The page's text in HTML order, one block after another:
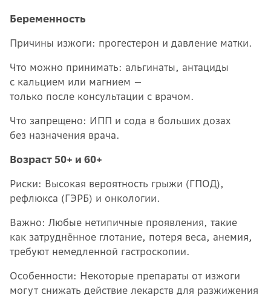
Беременность
Причины изжоги: прогестерон и давление матки.
Что можно принимать: альгинаты, антациды
с кальцием или магнием —
только после консультации с врачом.
Что запрещено: ИПП и сода в больших дозах
без назначения врача.
Возраст 50+ и 60+
Риски: Высокая вероятность грыжи (ГПОД),
рефлюкса (ГЭРБ) и онкологии.
Важно: Любые нетипичные проявления, такие
как затруднённое глотание, потеря веса, анемия,
требуют немедленной гастроскопии.
Особенности: Некоторые препараты от изжоги
могут снижать действие лекарств для разжижения